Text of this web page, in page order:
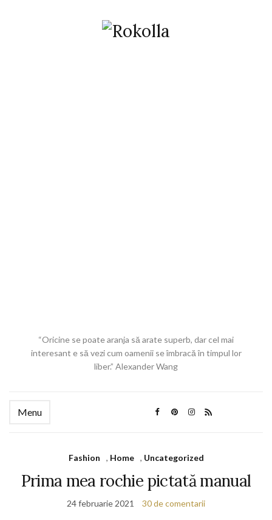
“Oricine se poate aranja să arate superb, dar cel mai
interesant e să vezi cum oamenii se îmbracă în timpul lor
liber.” Alexander Wang
Menu
Fashion , Home , Uncategorized
Prima mea rochie pictată manual
24 februarie 2021 30 de comentarii